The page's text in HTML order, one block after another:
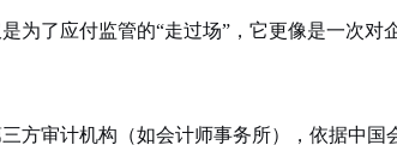
为了应付监管的“走过场”，它更像是一次对
方审计机构（如会计师事务所），依据中国